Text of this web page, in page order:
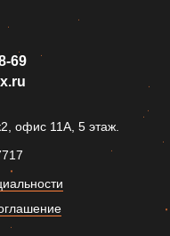
69
офис 11А, 5 этаж.